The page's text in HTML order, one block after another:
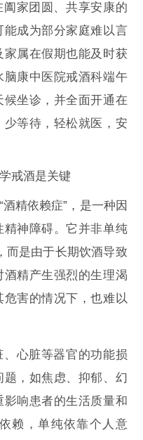
家团圆、共享安康的
成为部分家庭难以言
属在假期也能及时获
康中医院戒酒科端午
坐诊，并全面开通在
等待，轻松就医，安
戒酒是关键
精依赖症”，是一种因
神障碍。它并非单纯
而是由于长期饮酒导致
精产生强烈的生理渴
害的情况下，也难以
心脏等器官的功能损
，如焦虑、抑郁、幻
响患者的生活质量和
赖，单纯依靠个人意